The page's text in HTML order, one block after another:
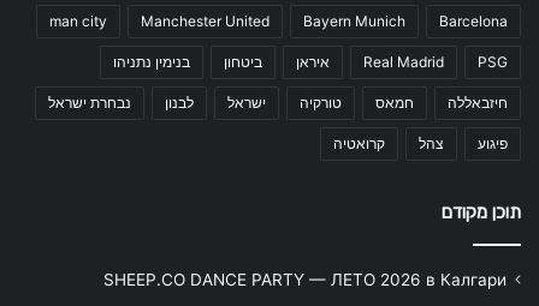
Barcelona
Bayern Munich
Manchester United
man city
PSG
Real Madrid איראן ביטחון בנימין נתניהו
חיזבאללה חמאס טורקיה ישראל לבנון נבחרת ישראל
פיגוע צהל קרואטיה
תוכן מקודם
SHEEP.CO DANCE PARTY — ЛЕТО 2026 в Калгари